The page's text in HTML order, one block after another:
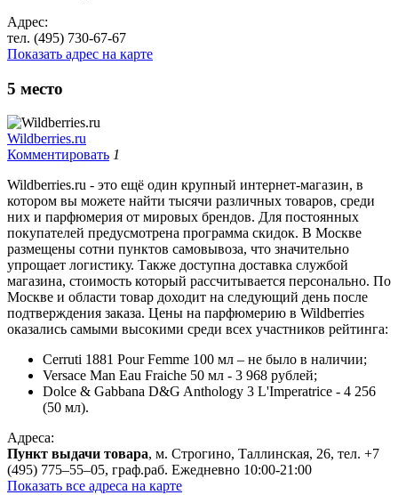
Адрес:
тел. (495) 730-67-67
Показать адрес на карте
5 место
Wildberries.ru
Комментировать 1
Wildberries.ru - это ещё один крупный интернет-магазин, в
котором вы можете найти тысячи различных товаров, среди
них и парфюмерия от мировых брендов. Для постоянных
покупателей предусмотрена программа скидок. В Москве
размещены сотни пунктов самовывоза, что значительно
упрощает логистику. Также доступна доставка службой
магазина, стоимость который рассчитывается персонально. По
Москве и области товар доходит на следующий день после
подтверждения заказа. Цены на парфюмерию в Wildberries
оказались самыми высокими среди всех участников рейтинга:
Cerruti 1881 Pour Femme 100 мл – не было в наличии;
Versace Man Eau Fraiche 50 мл - 3 968 рублей;
Dolce & Gabbana D&G Anthology 3 L'Imperatrice - 4 256
(50 мл).
Адреса:
Пункт выдачи товара, м. Строгино, Таллинская, 26, тел. +7
(495) 775‒55‒05, граф.раб. Ежедневно 10:00-21:00
Показать все адреса на карте